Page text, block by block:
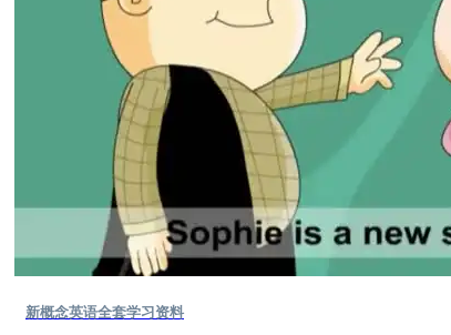
新概念英语全套学习资料